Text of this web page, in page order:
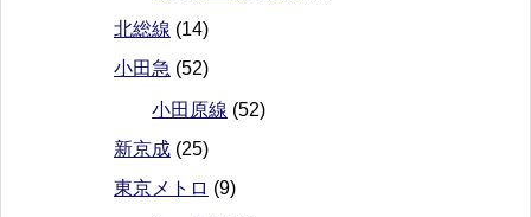
北総線 (14)
小田急 (52)
小田原線 (52)
新京成 (25)
東京メトロ (9)